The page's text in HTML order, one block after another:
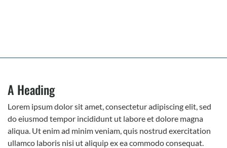
A Heading
Lorem ipsum dolor sit amet, consectetur adipiscing elit, sed
do eiusmod tempor incididunt ut labore et dolore magna
aliqua. Ut enim ad minim veniam, quis nostrud exercitation
ullamco laboris nisi ut aliquip ex ea commodo consequat.